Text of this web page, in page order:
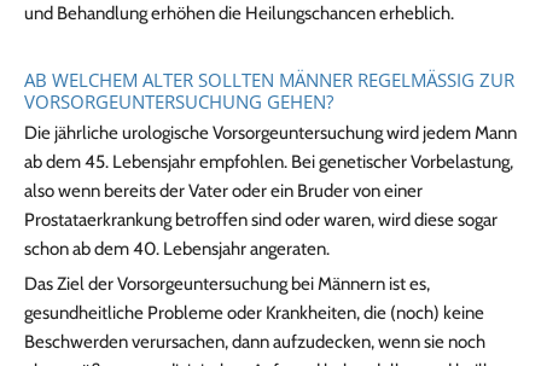
und Behandlung erhöhen die Heilungschancen erheblich.
AB WELCHEM ALTER SOLLTEN MÄNNER REGELMÄSSIG ZUR V
ORSORGEUNTERSUCHUNG GEHEN?
Die jährliche urologische Vorsorgeuntersuchung wird jedem Mann
ab dem 45. Lebensjahr empfohlen. Bei genetischer Vorbelastung,
also wenn bereits der Vater oder ein Bruder von einer
Prostataerkrankung betroffen sind oder waren, wird diese sogar
schon ab dem 40. Lebensjahr angeraten.
Das Ziel der Vorsorgeuntersuchung bei Männern ist es,
gesundheitliche Probleme oder Krankheiten, die (noch) keine
Beschwerden verursachen, dann aufzudecken, wenn sie noch